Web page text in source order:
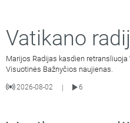
Vatikano
Marijos Radijas kasdien
Visuotinės Bažnyčios naujienas.
2026-08-02 |
6